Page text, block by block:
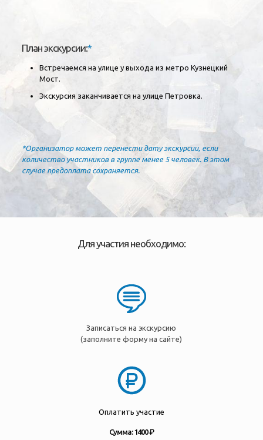
План экскурсии:*
Встречаемся на улице у выхода из метро Кузнецкий
Мост.
Экскурсия заканчивается на улице Петровка.
*Организатор может перенести дату экскурсии, если
количество участников в группе менее 5 человек. В этом
случае предоплата сохраняется.
Для участия необходимо:
Записаться на экскурсию
(заполните форму на сайте)
Оплатить участие
Сумма: 1400 ₽